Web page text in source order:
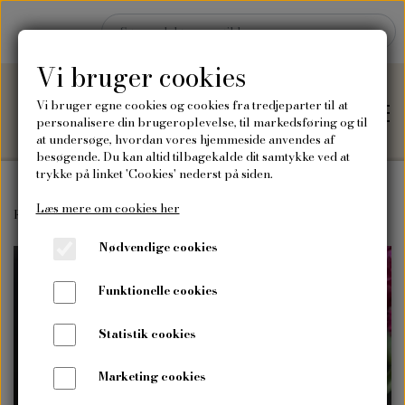
Hjem
Blog
Om mig
Forside Frø Blomsterfrø
Vi bruger cookies
Vi bruger egne cookies og cookies fra tredjeparter til at
personalisere din brugeroplevelse, til markedsføring og til
at undersøge, hvordan vores hjemmeside anvendes af
besøgende. Du kan altid tilbagekalde dit samtykke ved at
trykke på linket 'Cookies' nederst på siden.
Læs mere om cookies her
Nødvendige cookies
Funktionelle cookies
Statistik cookies
Marketing cookies